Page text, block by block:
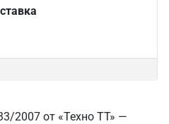
2007 от «Техно ТТ» —